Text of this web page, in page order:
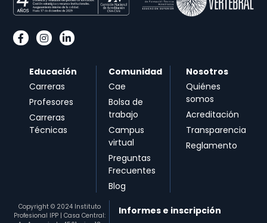
Educación
Carreras
Profesores
Carreras
Técnicas
Comunidad
Cae
Bolsa de
trabajo
Campus
virtual
Preguntas
Frecuentes
Blog
Nosotros
Quiénes
somos
Acreditación
Transparencia
Reglamento
Copyright © 2024 Instituto
Profesional IPP | Casa Central:
Informes e inscripción